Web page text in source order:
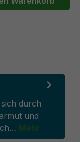
durch
und
Mehr